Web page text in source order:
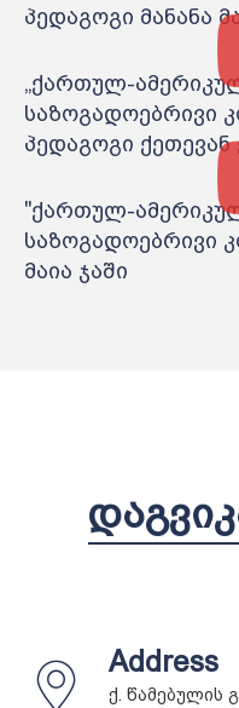
პედაგოგი მანანა
„ქართულ-
საზოგადოებრივი
პედაგოგი ქეთევან
"ქართულ-
საზოგადოებრივი
მაია ჯაში
Address
ქ. წამებულის